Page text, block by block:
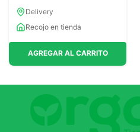
Delivery
Recojo en tienda
AGREGAR AL CARRITO